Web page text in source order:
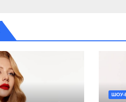
ШОУ-